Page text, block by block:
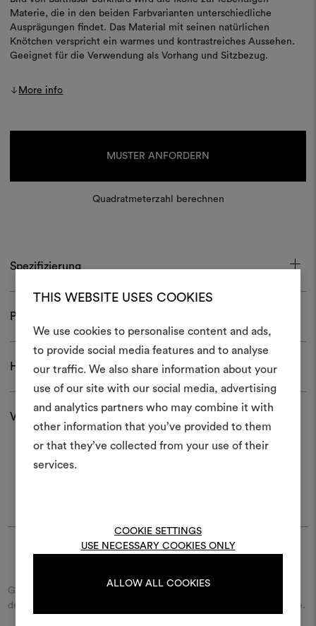
THIS WEBSITE USES COOKIES
We use cookies to personalise content and ads,
to provide social media features and to analyse
our traffic. We also share information about your
use of our site with our social media, advertising
and analytics partners who may combine it with
other information that you’ve provided to them
or that they’ve collected from your use of their
services.
COOKIE SETTINGS
USE NECESSARY COOKIES ONLY
ALLOW ALL COOKIES
Materie, die in den beiden Farbvarianten unterschiedliche
Ausprägungen findet. Das Material mit seinen natürlichen
Knötchen verspricht ein warmes und kontrastreiches Aussehen.
Geeignet für die Verwendung als Vorhang und Sitzbezug.
More info
MUSTER ANFORDERN
Quadratmeterzahl berechnen
Spezifizierung
Pflege und Gebrauch
Herunterladen
Versand und Rücksendungen
Geben Sie den Namen der Straße/des Platzes beziehungsweise
der Stadt ein und entdecken Sie den Dedar-Händler in Ihrer Nähe.
Ein
erstellen
Ein interaktives Tool, mit
Ideen zum Leben
anderen teilen können,